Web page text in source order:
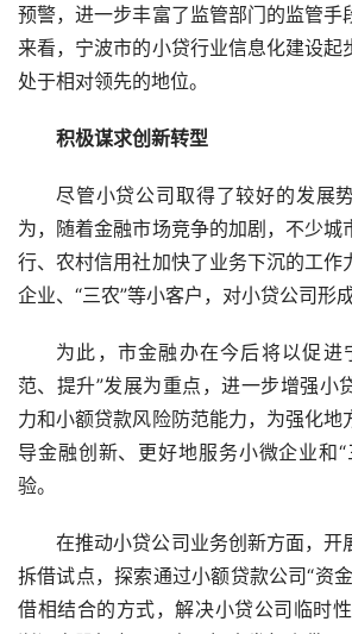
预警，进一步丰富了监管部门的监管手
来看，宁波市的小贷行业信息化建设起
处于相对领先的地位。
积极谋求创新转型
尽管小贷公司取得了较好的发展
为，随着金融市场竞争的加剧，不少城
行、农村信用社加快了业务下沉的工作
企业、“三农”等小客户，对小贷公司形
为此，市金融办在今后将以促进
范、提升”发展为重点，进一步增强小
力和小额贷款风险防范能力，为强化地
导金融创新、更好地服务小微企业和
验。
在推动小贷公司业务创新方面，开
拆借试点，探索通过小额贷款公司“资
借相结合的方式，解决小贷公司临时